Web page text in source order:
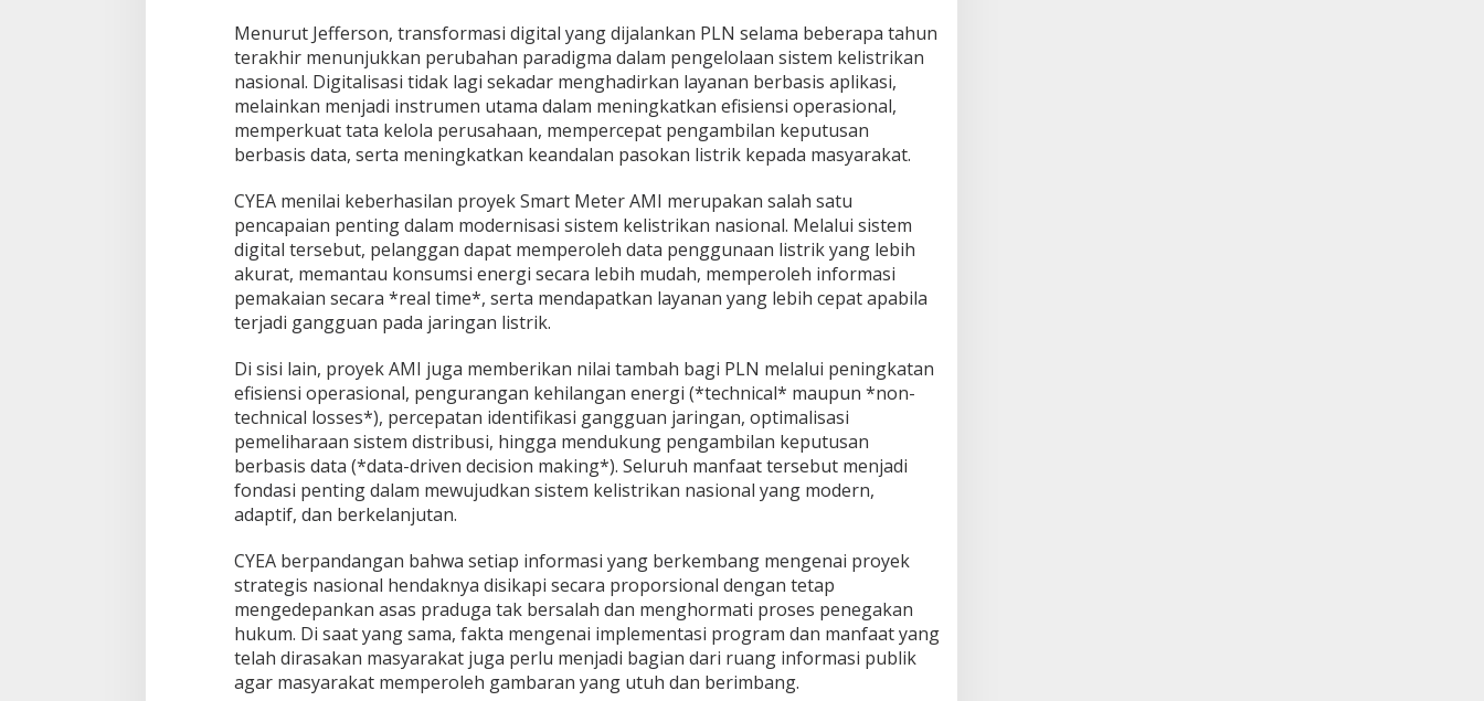
Menurut Jefferson, transformasi digital yang dijalankan PLN selama beberapa tahun
terakhir menunjukkan perubahan paradigma dalam pengelolaan sistem kelistrikan
nasional. Digitalisasi tidak lagi sekadar menghadirkan layanan berbasis aplikasi,
melainkan menjadi instrumen utama dalam meningkatkan efisiensi operasional,
memperkuat tata kelola perusahaan, mempercepat pengambilan keputusan
berbasis data, serta meningkatkan keandalan pasokan listrik kepada masyarakat.
CYEA menilai keberhasilan proyek Smart Meter AMI merupakan salah satu
pencapaian penting dalam modernisasi sistem kelistrikan nasional. Melalui sistem
digital tersebut, pelanggan dapat memperoleh data penggunaan listrik yang lebih
akurat, memantau konsumsi energi secara lebih mudah, memperoleh informasi
pemakaian secara *real time*, serta mendapatkan layanan yang lebih cepat apabila
terjadi gangguan pada jaringan listrik.
Di sisi lain, proyek AMI juga memberikan nilai tambah bagi PLN melalui peningkatan
efisiensi operasional, pengurangan kehilangan energi (*technical* maupun *non-
technical losses*), percepatan identifikasi gangguan jaringan, optimalisasi
pemeliharaan sistem distribusi, hingga mendukung pengambilan keputusan
berbasis data (*data-driven decision making*). Seluruh manfaat tersebut menjadi
fondasi penting dalam mewujudkan sistem kelistrikan nasional yang modern,
adaptif, dan berkelanjutan.
CYEA berpandangan bahwa setiap informasi yang berkembang mengenai proyek
strategis nasional hendaknya disikapi secara proporsional dengan tetap
mengedepankan asas praduga tak bersalah dan menghormati proses penegakan
hukum. Di saat yang sama, fakta mengenai implementasi program dan manfaat yang
telah dirasakan masyarakat juga perlu menjadi bagian dari ruang informasi publik
agar masyarakat memperoleh gambaran yang utuh dan berimbang.